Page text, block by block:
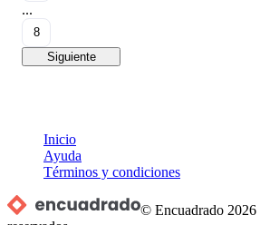
...
8
Siguiente
Inicio
Ayuda
Términos y condiciones
© Encuadrado 2026